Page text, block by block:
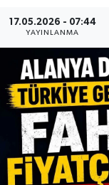
17.05.2026 - 07:44
YAYINLANMA